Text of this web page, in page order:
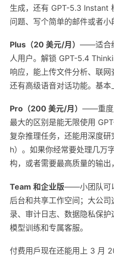
生成，还有 GPT-5.3 Instant
问题、写个简单的邮件或者小
Plus（20 美元/月） ——适合
人用户。解锁 GPT-5.4
响应，能上传文件分析、联网
还有高级语音对话功能。基本
Pro（200 美元/月） ——重度
最大的区别是能无限使用
复杂推理任务，还能用深度
h）。如果你经常要处理几万
构，或者需要最高质量的输出
Team 和企业版——小团队可
后台和共享工作空间；大公
录、审计日志、数据隐私保
模型训练和专属客服。
付费用戶现在还能用上 3 月